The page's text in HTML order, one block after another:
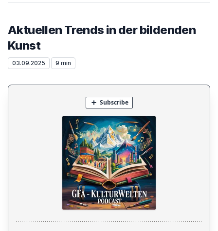
Aktuellen Trends in der bildenden
Kunst
03.09.2025 9 min